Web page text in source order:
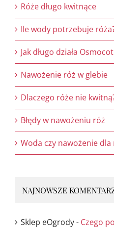
Róże długo kwitnące
Ile wody potrzebuje
Jak długo działa
Nawożenie róż w glebie
Dlaczego róże nie
Błędy w nawożeniu róż
Woda czy nawożenie dla
NAJNOWSZE
Sklep eOgrody- Czego